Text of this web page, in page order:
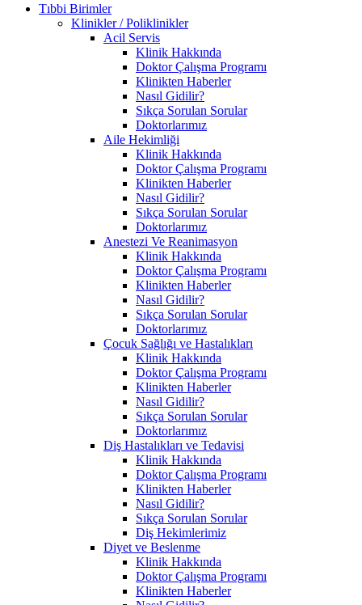
Tıbbi Birimler
Klinikler / Poliklinikler
Acil Servis
Klinik Hakkında
Doktor Çalışma Programı
Klinikten Haberler
Nasıl Gidilir?
Sıkça Sorulan Sorular
Doktorlarımız
Aile Hekimliği
Klinik Hakkında
Doktor Çalışma Programı
Klinikten Haberler
Nasıl Gidilir?
Sıkça Sorulan Sorular
Doktorlarımız
Anestezi Ve Reanimasyon
Klinik Hakkında
Doktor Çalışma Programı
Klinikten Haberler
Nasıl Gidilir?
Sıkça Sorulan Sorular
Doktorlarımız
Çocuk Sağlığı ve Hastalıkları
Klinik Hakkında
Doktor Çalışma Programı
Klinikten Haberler
Nasıl Gidilir?
Sıkça Sorulan Sorular
Doktorlarımız
Diş Hastalıkları ve Tedavisi
Klinik Hakkında
Doktor Çalışma Programı
Klinikten Haberler
Nasıl Gidilir?
Sıkça Sorulan Sorular
Diş Hekimlerimiz
Diyet ve Beslenme
Klinik Hakkında
Doktor Çalışma Programı
Klinikten Haberler